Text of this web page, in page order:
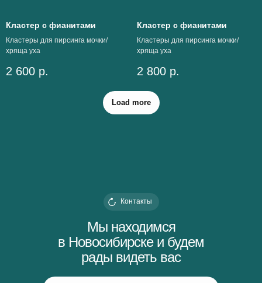
Кластер с фианитами
Кластеры для пирсинга мочки/
хряща уха
2 600 р.
Кластер с фианитами
Кластеры для пирсинга мочки/
хряща уха
2 800 р.
Load more
Мы находимся
в Новосибирске и будем
рады видеть вас
Контакты